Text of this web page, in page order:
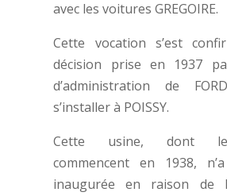
avec les voitures GREGOIRE.
Cette vocation s’est
décision prise en 1937
d’administration de
s’installer à POISSY.
Cette usine, dont
commencent en 1938,
inaugurée en raison de